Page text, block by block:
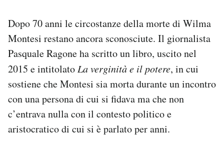
Dopo 70 anni le circostanze della morte di Wilma
Montesi restano ancora sconosciute. Il giornalista
Pasquale Ragone ha scritto un libro, uscito nel
2015 e intitolatoLa verginità e il potere, in cui
sostiene che Montesi sia morta durante un incontro
con una persona di cui si fidava ma che non
c’entrava nulla con il contesto politico e
aristocratico di cui si è parlato per anni.